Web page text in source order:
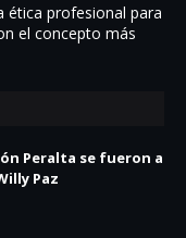
ética profesional para
el concepto más
Peralta se fueron a
Paz